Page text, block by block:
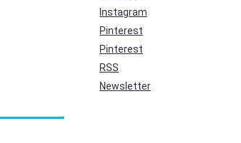
Instagram
Pinterest
Pinterest
RSS
Newsletter